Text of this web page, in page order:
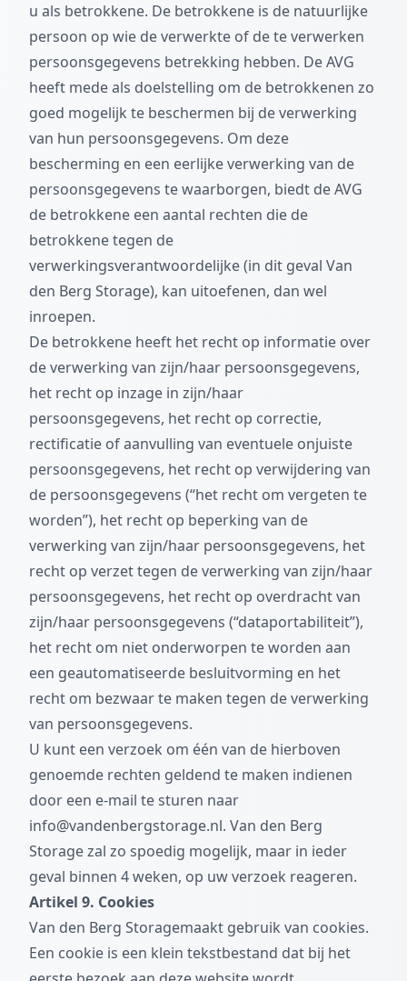
u als betrokkene. De betrokkene is de natuurlijke
persoon op wie de verwerkte of de te verwerken
persoonsgegevens betrekking hebben. De AVG
heeft mede als doelstelling om de betrokkenen zo
goed mogelijk te beschermen bij de verwerking
van hun persoonsgegevens. Om deze
bescherming en een eerlijke verwerking van de
persoonsgegevens te waarborgen, biedt de AVG
de betrokkene een aantal rechten die de
betrokkene tegen de
verwerkingsverantwoordelijke (in dit geval Van
den Berg Storage), kan uitoefenen, dan wel
inroepen.
De betrokkene heeft het recht op informatie over
de verwerking van zijn/haar persoonsgegevens,
het recht op inzage in zijn/haar
persoonsgegevens, het recht op correctie,
rectificatie of aanvulling van eventuele onjuiste
persoonsgegevens, het recht op verwijdering van
de persoonsgegevens (“het recht om vergeten te
worden”), het recht op beperking van de
verwerking van zijn/haar persoonsgegevens, het
recht op verzet tegen de verwerking van zijn/haar
persoonsgegevens, het recht op overdracht van
zijn/haar persoonsgegevens (“dataportabiliteit”),
het recht om niet onderworpen te worden aan
een geautomatiseerde besluitvorming en het
recht om bezwaar te maken tegen de verwerking
van persoonsgegevens.
U kunt een verzoek om één van de hierboven
genoemde rechten geldend te maken indienen
door een e-mail te sturen naar
info@vandenbergstorage.nl. Van den Berg
Storage zal zo spoedig mogelijk, maar in ieder
geval binnen 4 weken, op uw verzoek reageren.
Artikel 9. Cookies
Van den Berg Storagemaakt gebruik van cookies.
Een cookie is een klein tekstbestand dat bij het